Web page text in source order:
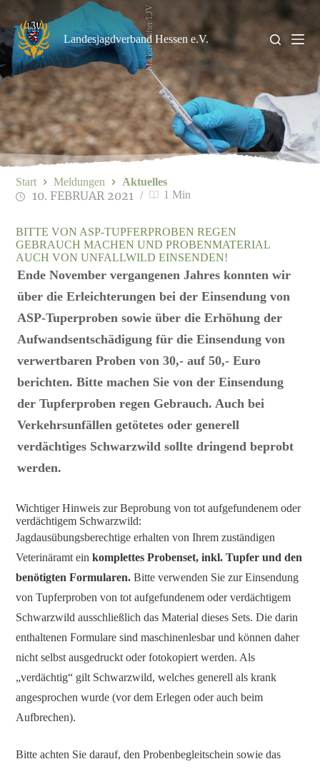
springen
Landesjagdverband Hessen e.V.
Markus Stifter/LJV
BITTE VON ASP-TUPFERPROBEN REGEN
GEBRAUCH MACHEN UND PROBENMATERIAL
AUCH VON UNFALLWILD EINSENDEN!
Ende November vergangenen Jahres konnten wir
über die Erleichterungen bei der Einsendung von
ASP-Tuperproben sowie über die Erhöhung der
Aufwandsentschädigung für die Einsendung von
verwertbaren Proben von 30,- auf 50,- Euro
berichten.Bitte machen Sie von der Einsendung
der Tupferproben regen Gebrauch. Auch bei
Verkehrsunfällen getötetes oder generell
verdächtiges Schwarzwild sollte dringend beprobt
werden.
10. FEBRUAR 2021 1 Min
Start Meldungen Aktuelles
Wichtiger Hinweis zur Beprobung von tot aufgefundenem oder
verdächtigem Schwarzwild:
Jagdausübungsberechtige erhalten von Ihrem zuständigen
Veterinäramt einkomplettes Probenset, inkl. Tupfer und den
benötigten Formularen. Bitte verwenden Sie zur Einsendung
von Tupferproben von tot aufgefundenem oder verdächtigem
Schwarzwild ausschließlich das Material dieses Sets. Die darin
enthaltenen Formulare sind maschinenlesbar und können daher
nicht selbst ausgedruckt oder fotokopiert werden. Als
„verdächtig“ gilt Schwarzwild, welches generell als krank
angesprochen wurde (vor dem Erlegen oder auch beim
Aufbrechen).
Bitte achten Sie darauf, den Probenbegleitschein sowie das